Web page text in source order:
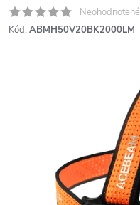
Neohodnotené
Kód: ABMH50V20BK2000LM